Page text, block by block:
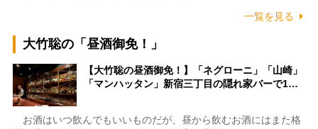
一覧を見る
大竹聡の「昼酒御免！」
【大竹聡の昼酒御免！】「ネグローニ」「山崎」
「マンハッタン」新宿三丁目の隠れ家バーで1…
お酒はいつ飲んでもいいものだが、昼から飲むお酒にはまた格